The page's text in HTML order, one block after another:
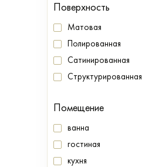
Поверхность
Матовая
Полированная
Сатинированная
Структурированная
Помещение
ванна
гостиная
кухня